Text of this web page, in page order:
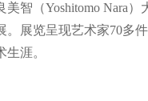
美智（Yoshitomo Nara
展览呈现艺术家70多
涯。